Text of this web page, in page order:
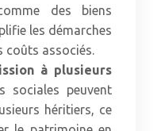
des biens
les démarches
coûts associés.
à plusieurs
sociales peuvent
héritiers, ce